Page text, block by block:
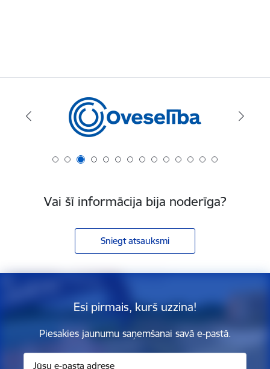
Vai šī informācija bija noderīga?
Sniegt atsauksmi
Esi pirmais, kurš uzzina!
Piesakies jaunumu saņemšanai savā e-pastā.